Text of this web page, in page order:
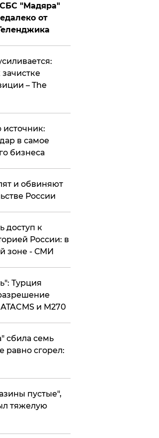
"Мадяра"
от
– The
в самое
бизнеса
и обвиняют
России
доступ к
России: в
зоне - СМИ
Турция
и M270
сбила семь
равно сгорел:
пустые",
тяжелую